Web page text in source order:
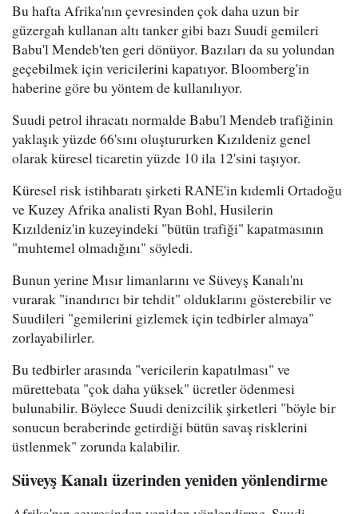
Bu hafta Afrika'nın çevresinden çok daha uzun bir
güzergah kullanan altı tanker gibi bazı Suudi gemileri
Babu'l Mendeb'ten geri dönüyor. Bazıları da su yolundan
geçebilmek için vericilerini kapatıyor. Bloomberg'in
haberine göre bu yöntem de kullanılıyor.
Suudi petrol ihracatı normalde Babu'l Mendeb trafiğinin
yaklaşık yüzde 66'sını oluştururken Kızıldeniz genel
olarak küresel ticaretin yüzde 10 ila 12'sini taşıyor.
Küresel risk istihbaratı şirketi RANE'in kıdemli Ortadoğu
ve Kuzey Afrika analisti Ryan Bohl, Husilerin
Kızıldeniz'in kuzeyindeki "bütün trafiği" kapatmasının
"muhtemel olmadığını" söyledi.
Bunun yerine Mısır limanlarını ve Süveyş Kanalı'nı
vurarak "inandırıcı bir tehdit" olduklarını gösterebilir ve
Suudileri "gemilerini gizlemek için tedbirler almaya"
zorlayabilirler.
Bu tedbirler arasında "vericilerin kapatılması" ve
mürettebata "çok daha yüksek" ücretler ödenmesi
bulunabilir. Böylece Suudi denizcilik şirketleri "böyle bir
sonucun beraberinde getirdiği bütün savaş risklerini
üstlenmek" zorunda kalabilir.
Süveyş Kanalı üzerinden yeniden yönlendirme